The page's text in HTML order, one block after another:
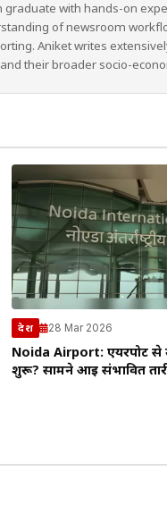
graduate with hands-on
of newsroom
Aniket writes
their broader socio-
देश 28 Mar 2026
Noida Airport: एयरपोर्ट से
शुरू? सामने आई संभावित